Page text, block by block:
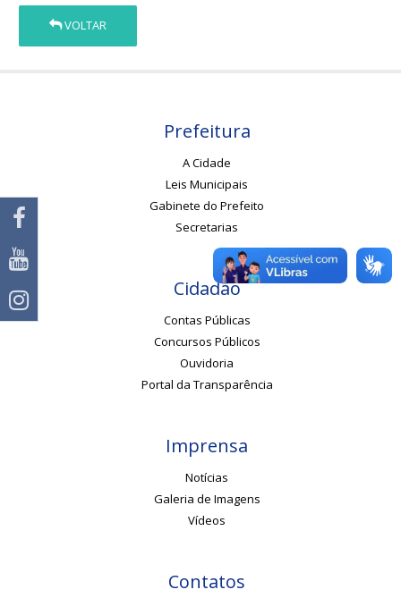
VOLTAR
Prefeitura
A Cidade
Leis Municipais
Gabinete do Prefeito
Secretarias
Cidadão
Contas Públicas
Concursos Públicos
Ouvidoria
Portal da Transparência
Imprensa
Notícias
Galeria de Imagens
Vídeos
Contatos